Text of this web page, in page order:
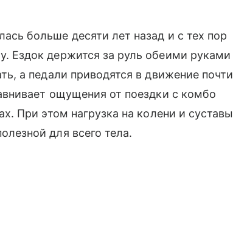
больше десяти лет назад и с тех пор
Ездок держится за руль обеими руками
а педали приводятся в движение почти
ощущения от поездки с комбо
При этом нагрузка на колени и суставы
для всего тела.